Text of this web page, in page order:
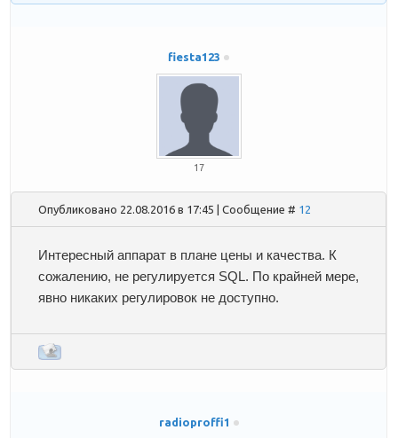
fiesta123
17
Опубликовано 22.08.2016 в 17:45 | Сообщение # 12
Интересный аппарат в плане цены и качества. К
сожалению, не регулируется SQL. По крайней мере,
явно никаких регулировок не доступно.
radioproffi1